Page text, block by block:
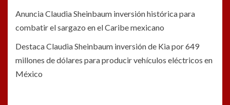
Anuncia Claudia Sheinbaum inversión histórica para
combatir el sargazo en el Caribe mexicano
Destaca Claudia Sheinbaum inversión de Kia por 649
millones de dólares para producir vehículos eléctricos en
México